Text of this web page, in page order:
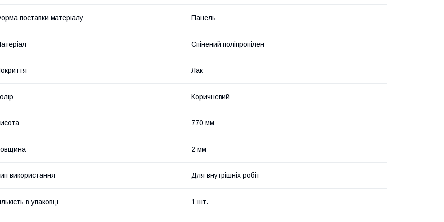
поставки матеріалу Панель
Спінений поліпропілен
Лак
Коричневий
770 мм
2 мм
використання Для внутрішніх робіт
в упаковці 1 шт.